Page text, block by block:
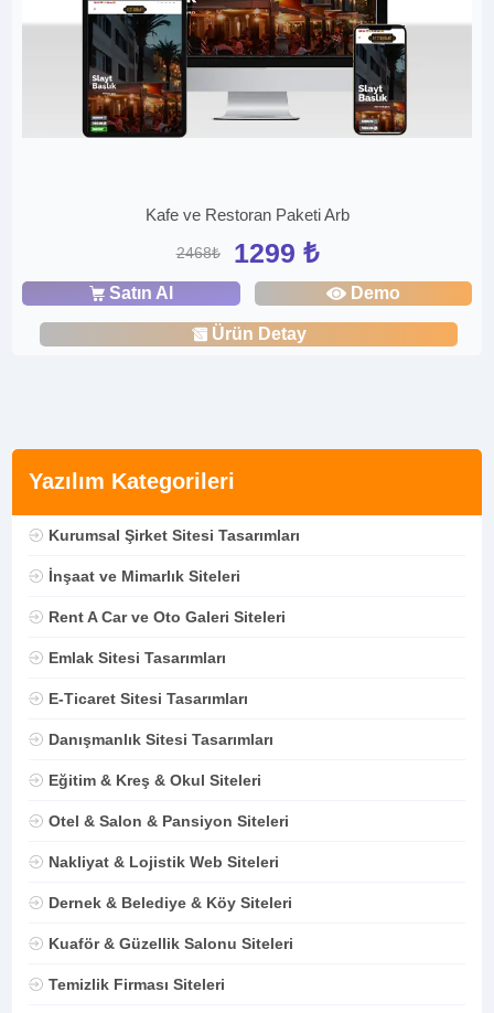
Yazılım Kategorileri
Kurumsal Şirket Sitesi Tasarımları
İnşaat ve Mimarlık Siteleri
Rent A Car ve Oto Galeri Siteleri
Emlak Sitesi Tasarımları
E-Ticaret Sitesi Tasarımları
Danışmanlık Sitesi Tasarımları
Eğitim & Kreş & Okul Siteleri
Otel & Salon & Pansiyon Siteleri
Nakliyat & Lojistik Web Siteleri
Dernek & Belediye & Köy Siteleri
Kuaför & Güzellik Salonu Siteleri
Temizlik Firması Siteleri
Kafe ve Restoran Paketi Arb
2468₺ 1299 ₺
Satın Al Demo
Ürün Detay